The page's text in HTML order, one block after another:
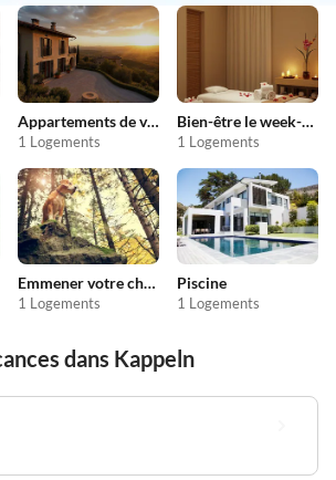
Appartements de vacances pas chers
1 Logements
Bien-être le week-end
1 Logements
Emmener votre chien en vacances
1 Logements
Piscine
1 Logements
dans Kappeln